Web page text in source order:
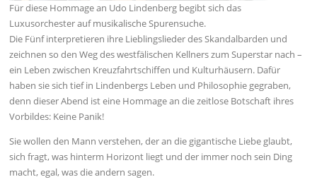
Für diese Hommage an Udo Lindenberg begibt sich das
Luxusorchester auf musikalische Spurensuche.
Die Fünf interpretieren ihre Lieblingslieder des Skandalbarden und
zeichnen so den Weg des westfälischen Kellners zum Superstar nach –
ein Leben zwischen Kreuzfahrtschiffen und Kulturhäusern. Dafür
haben sie sich tief in Lindenbergs Leben und Philosophie gegraben,
denn dieser Abend ist eine Hommage an die zeitlose Botschaft ihres
Vorbildes: Keine Panik!
Sie wollen den Mann verstehen, der an die gigantische Liebe glaubt,
sich fragt, was hinterm Horizont liegt und der immer noch sein Ding
macht, egal, was die andern sagen.